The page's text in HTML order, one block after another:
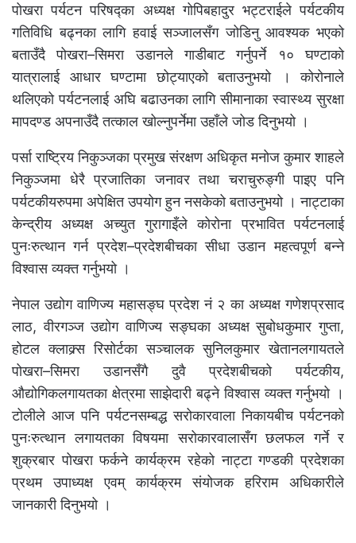
पोखरा पर्यटन परिषद्का अध्यक्ष गोपिबहादुर भट्टराईले पर्यटकीय
गतिविधि बढ्नका लागि हवाई सञ्जालसँग जोडिनु आवश्यक भएको
बताउँदै पोखरा–सिमरा उडानले गाडीबाट गर्नुपर्ने १० घण्टाको
यात्रालाई आधार घण्टामा छोट्याएको बताउनुभयो । कोरोनाले
थलिएको पर्यटनलाई अघि बढाउनका लागि सीमानाका स्वास्थ्य सुरक्षा
मापदण्ड अपनाउँदै तत्काल खोल्नुपर्नेमा उहाँले जोड दिनुभयो ।
पर्सा राष्ट्रिय निकुञ्जका प्रमुख संरक्षण अधिकृत मनोज कुमार शाहले
निकुञ्जमा धेरै प्रजातिका जनावर तथा चराचुरुङ्गी पाइए पनि
पर्यटकीयरुपमा अपेक्षित उपयोग हुन नसकेको बताउनुभयो । नाट्टाका
केन्द्रीय अध्यक्ष अच्युत गुरागाइँले कोरोना प्रभावित पर्यटनलाई
पुनःरुत्थान गर्न प्रदेश–प्रदेशबीचका सीधा उडान महत्वपूर्ण बन्ने
विश्वास व्यक्त गर्नुभयो ।
नेपाल उद्योग वाणिज्य महासङ्घ प्रदेश नं २ का अध्यक्ष गणेशप्रसाद
लाठ, वीरगञ्ज उद्योग वाणिज्य सङ्घका अध्यक्ष सुबोधकुमार गुप्ता,
होटल क्लाक्र्स रिसोर्टका सञ्चालक सुनिलकुमार खेतानलगायतले
पोखरा–सिमरा उडानसँगै दुवै प्रदेशबीचको पर्यटकीय,
औद्योगिकलगायतका क्षेत्रमा साझेदारी बढ्ने विश्वास व्यक्त गर्नुभयो ।
टोलीले आज पनि पर्यटनसम्बद्ध सरोकारवाला निकायबीच पर्यटनको
पुनःरुत्थान लगायतका विषयमा सरोकारवालासँग छलफल गर्ने र
शुक्रबार पोखरा फर्कने कार्यक्रम रहेको नाट्टा गण्डकी प्रदेशका
प्रथम उपाध्यक्ष एवम् कार्यक्रम संयोजक हरिराम अधिकारीले
जानकारी दिनुभयो ।